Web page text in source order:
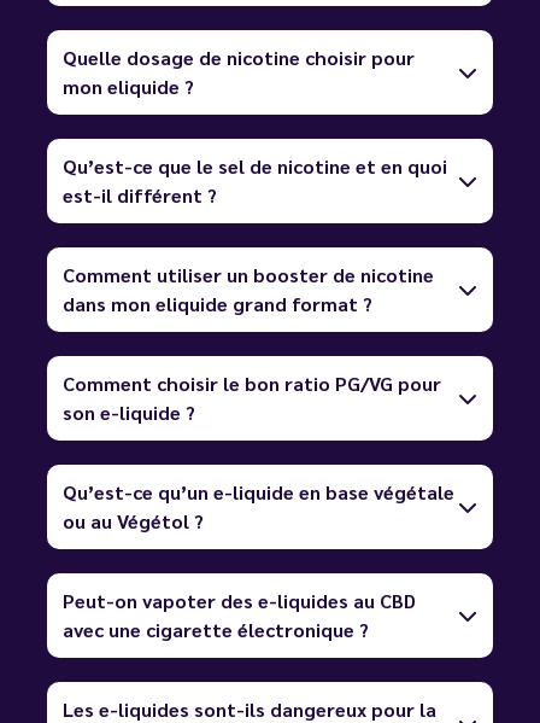
Quelle dosage de nicotine choisir pour
mon eliquide ?
Qu’est-ce que le sel de nicotine et en quoi
est-il différent ?
Comment utiliser un booster de nicotine
dans mon eliquide grand format ?
Comment choisir le bon ratio PG/VG pour
son e-liquide ?
Qu’est-ce qu’un e-liquide en base végétale
ou au Végétol ?
Peut-on vapoter des e-liquides au CBD
avec une cigarette électronique ?
Les e-liquides sont-ils dangereux pour la